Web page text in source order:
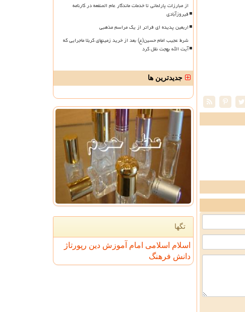
از مبارزات پارلمانی تا خدمات ماندگار عام المنفعه در کارنامه
فیروزآبادی
اربعین پدیده ای فراتر از یک مراسم مذهبی
شرط عجیب امام حسین(ع) بعد از خرید زمینهای کربلا ماجرایی که
آیت الله بهجت نقل کرد
جدیدترین ها
تگها
اسلام اسلامی امام آموزش دین رپورتاژ
دانش فرهنگ